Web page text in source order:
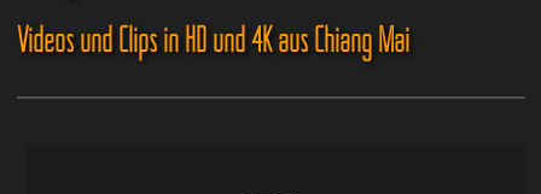
Videos und Clips in HD und 4K aus Chiang Mai